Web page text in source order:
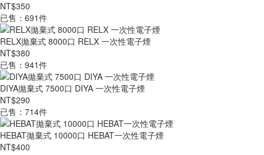
NT$350
已售：691件
RELX拋棄式 8000口 RELX 一次性電子煙
NT$380
已售：941件
DIYA拋棄式 7500口 DIYA 一次性電子煙
NT$290
已售：714件
HEBAT拋棄式 10000口 HEBAT一次性電子煙
NT$400